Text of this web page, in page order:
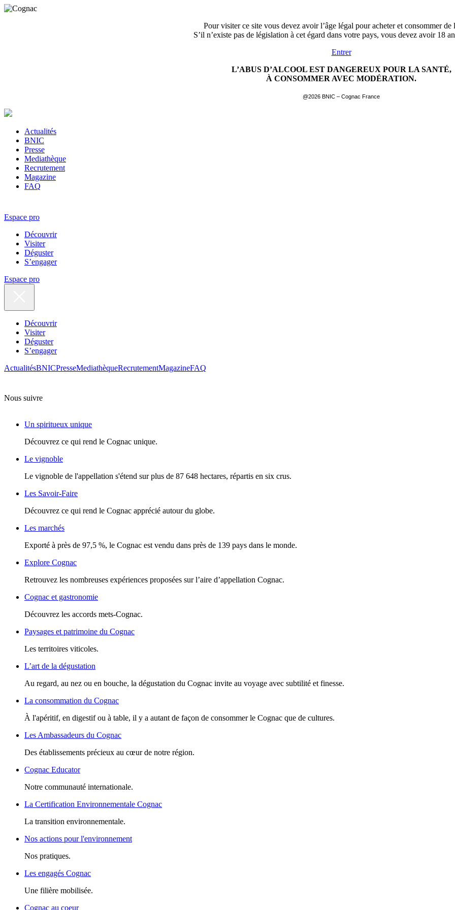
Pour visiter ce site vous devez avoir l’âge légal pour acheter et consommer de
S’il n’existe pas de législation à cet égard dans votre pays, vous devez avoir 18
Entrer
L’ABUS D’ALCOOL EST DANGEREUX POUR LA SANTÉ,
À CONSOMMER AVEC MODÉRATION.
@2026 BNIC – Cognac France
Actualités
BNIC
Presse
Mediathèque
Recrutement
Magazine
FAQ
Espace pro
Découvrir
Visiter
Déguster
S’engager
Espace pro
Découvrir
Visiter
Déguster
S’engager
ActualitésBNICPresseMediathèqueRecrutementMagazineFAQ
Nous suivre
Un spiritueux unique
Découvrez ce qui rend le Cognac unique.
Le vignoble
Le vignoble de l'appellation s'étend sur plus de 87 648 hectares, répartis en six crus.
Les Savoir-Faire
Découvrez ce qui rend le Cognac apprécié autour du globe.
Les marchés
Exporté à près de 97,5 %, le Cognac est vendu dans près de 139 pays dans le monde.
Explore Cognac
Retrouvez les nombreuses expériences proposées sur l’aire d’appellation Cognac.
Cognac et gastronomie
Découvrez les accords mets-Cognac.
Paysages et patrimoine du Cognac
Les territoires viticoles.
L’art de la dégustation
Au regard, au nez ou en bouche, la dégustation du Cognac invite au voyage avec subtilité et finesse.
La consommation du Cognac
À l'apéritif, en digestif ou à table, il y a autant de façon de consommer le Cognac que de cultures.
Les Ambassadeurs du Cognac
Des établissements précieux au cœur de notre région.
Cognac Educator
Notre communauté internationale.
La Certification Environnementale Cognac
La transition environnementale.
Nos actions pour l'environnement
Nos pratiques.
Les engagés Cognac
Une filière mobilisée.
Cognac au coeur